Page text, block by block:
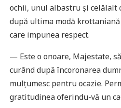
ochii, unul albastru și celălalt
după ultima modă
care impunea respect.
— Este o onoare, Majestate,
curând după încoronarea
mulţumesc pentru ocazie.
gratitudinea oferindu-vă un